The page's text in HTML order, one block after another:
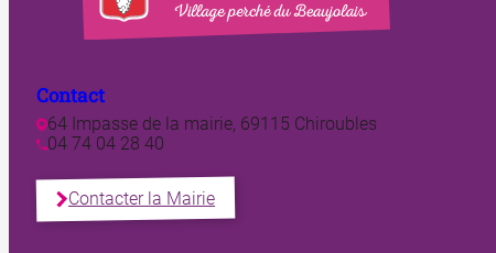
Contact
64 Impasse de la mairie, 69115 Chiroubles
04 74 04 28 40
Contacter la Mairie